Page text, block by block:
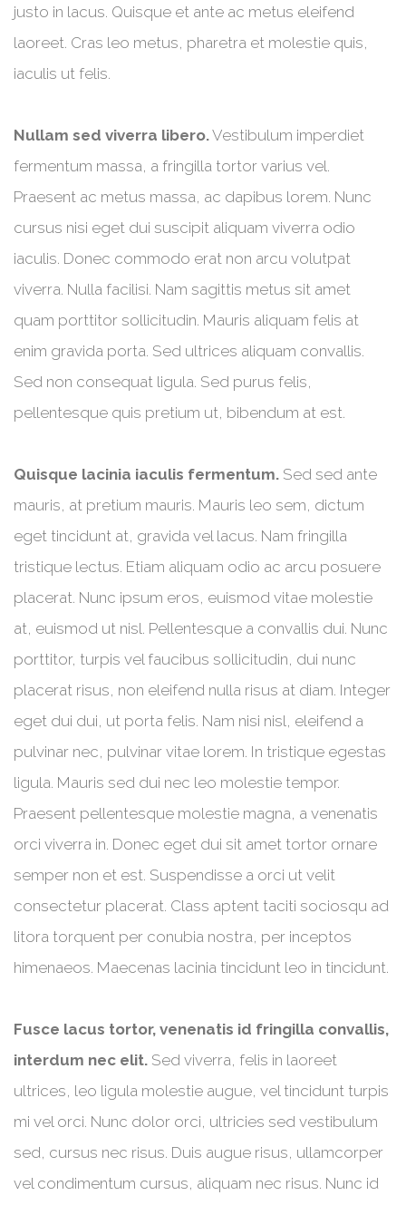
justo in lacus. Quisque et ante ac metus eleifend
laoreet. Cras leo metus, pharetra et molestie quis,
iaculis ut felis.
Nullam sed viverra libero.Vestibulum imperdiet
fermentum massa, a fringilla tortor varius vel.
Praesent ac metus massa, ac dapibus lorem. Nunc
cursus nisi eget dui suscipit aliquam viverra odio
iaculis. Donec commodo erat non arcu volutpat
viverra. Nulla facilisi. Nam sagittis metus sit amet
quam porttitor sollicitudin. Mauris aliquam felis at
enim gravida porta. Sed ultrices aliquam convallis.
Sed non consequat ligula. Sed purus felis,
pellentesque quis pretium ut, bibendum at est.
Quisque lacinia iaculis fermentum. Sed sed ante
mauris, at pretium mauris. Mauris leo sem, dictum
eget tincidunt at, gravida vel lacus. Nam fringilla
tristique lectus. Etiam aliquam odio ac arcu posuere
placerat. Nunc ipsum eros, euismod vitae molestie
at, euismod ut nisl. Pellentesque a convallis dui. Nunc
porttitor, turpis vel faucibus sollicitudin, dui nunc
placerat risus, non eleifend nulla risus at diam. Integer
eget dui dui, ut porta felis. Nam nisi nisl, eleifend a
pulvinar nec, pulvinar vitae lorem. In tristique egestas
ligula. Mauris sed dui nec leo molestie tempor.
Praesent pellentesque molestie magna, a venenatis
orci viverra in. Donec eget dui sit amet tortor ornare
semper non et est. Suspendisse a orci ut velit
consectetur placerat. Class aptent taciti sociosqu ad
litora torquent per conubia nostra, per inceptos
himenaeos. Maecenas lacinia tincidunt leo in tincidunt.
Fusce lacus tortor, venenatis id fringilla convallis,
interdum nec elit. Sed viverra, felis in laoreet
ultrices, leo ligula molestie augue, vel tincidunt turpis
mi vel orci. Nunc dolor orci, ultricies sed vestibulum
sed, cursus nec risus. Duis augue risus, ullamcorper
vel condimentum cursus, aliquam nec risus. Nunc id